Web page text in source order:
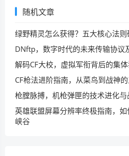
随机文章
绿野精灵怎么获得？五大核心法
DNftp，数字时代的未来传输协议
解码CF大校，虚拟军衔背后的集
CF枪法进阶指南，从菜鸟到战神
枪膛脉搏，机枪弹匣的技术进化
英雄联盟屏幕分辨率终极指南，
峡谷